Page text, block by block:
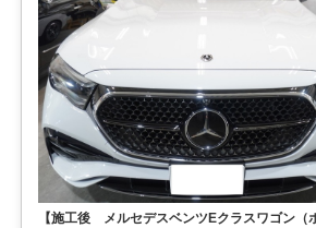
【施工後 メルセデスベンツEクラスワゴン（